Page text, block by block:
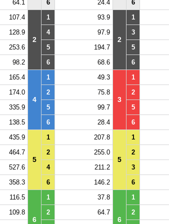
64.1 6 24.4 6
107.4
2
1 93.9
2
1
128.9
4 97.9 3
253.6
5 194.7 5
98.2
6 68.6 6
165.4
4
1 49.3
3
1
174.0
2 75.8 2
335.9
5 99.7 5
138.5
6 28.4 6
435.9
5
1 207.8
5
1
464.7
2 255.0 2
527.6
4 211.2 3
358.3
6 146.2 6
116.5
6
1 37.8
6
1
109.8
2 64.7 2